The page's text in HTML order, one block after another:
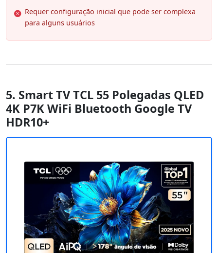
Requer configuração inicial que pode ser complexa
para alguns usuários
5. Smart TV TCL 55 Polegadas QLED
4K P7K WiFi Bluetooth Google TV
HDR10+